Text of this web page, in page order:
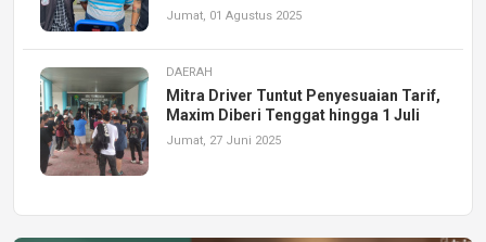
Jumat, 01 Agustus 2025
DAERAH
Mitra Driver Tuntut Penyesuaian Tarif,
Maxim Diberi Tenggat hingga 1 Juli
Jumat, 27 Juni 2025